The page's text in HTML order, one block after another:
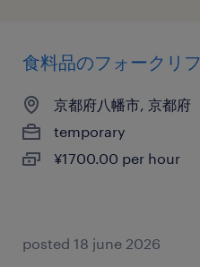
食料品のフォークリ
京都府八幡市, 京都府
temporary
¥1700.00 per hour
posted 18 june 2026